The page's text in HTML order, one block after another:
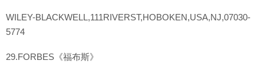
WILEY-BLACKWELL,111RIVERST,HOBOKEN,USA,NJ,07030-
5774
29.FORBES《福布斯》